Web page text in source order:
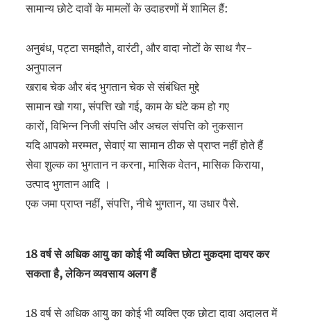
सामान्य छोटे दावों के मामलों के उदाहरणों में शामिल हैं:
अनुबंध, पट्टा समझौते, वारंटी, और वादा नोटों के साथ गैर-
अनुपालन
खराब चेक और बंद भुगतान चेक से संबंधित मुद्दे
सामान खो गया, संपत्ति खो गई, काम के घंटे कम हो गए
कारों, विभिन्न निजी संपत्ति और अचल संपत्ति को नुकसान
यदि आपको मरम्मत, सेवाएं या सामान ठीक से प्राप्त नहीं होते हैं
सेवा शुल्क का भुगतान न करना, मासिक वेतन, मासिक किराया,
उत्पाद भुगतान आदि ।
एक जमा प्राप्त नहीं, संपत्ति, नीचे भुगतान, या उधार पैसे.
18 वर्ष से अधिक आयु का कोई भी व्यक्ति छोटा मुकदमा दायर कर
सकता है, लेकिन व्यवसाय अलग हैं
18 वर्ष से अधिक आयु का कोई भी व्यक्ति एक छोटा दावा अदालत में